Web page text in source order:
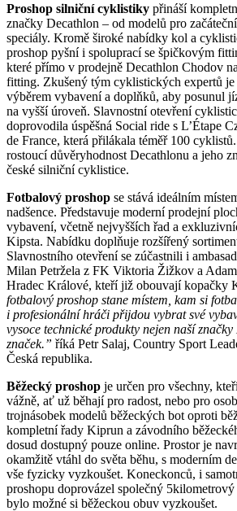
Proshop silniční cyklistiky přináší
značky Decathlon – od modelů pro
speciály. Kromě široké nabídky kol a
proshop pyšní i spoluprací se špičkovým
které přímo v prodejně Decathlon Chodov
fitting. Zkušený tým cyklistických expertů je
výběrem vybavení a doplňků, aby posunul
na vyšší úroveň. Slavnostní otevření
doprovodila úspěšná Social ride s L’Étape
de France, která přilákala téměř 100
rostoucí důvěryhodnost Decathlonu a jeho
české silniční cyklistice.
Fotbalový proshop se stává ideálním
nadšence. Představuje moderní prodejní
vybavení, včetně nejvyšších řad a
Kipsta. Nabídku doplňuje rozšířený
Slavnostního otevření se zúčastnili i
Milan Petržela z FK Viktoria Žižkov a
Hradec Králové, kteří již obouvají kopačky
fotbalový proshop stane místem, kam si
i profesionální hráči přijdou vybrat své
vysoce technické produkty nejen naší
značek.” říká Petr Salaj, Country Sport
Česká republika.
Běžecký proshop je určen pro všechny,
vážně, ať už běhají pro radost, nebo pro
trojnásobek modelů běžeckých bot oproti
kompletní řady Kiprun a závodního
dosud dostupný pouze online. Prostor je
okamžitě vtáhl do světa běhu, s moderním
vše fyzicky vyzkoušet. Koneckonců, i
proshopu doprovázel společný
bylo možné si běžeckou obuv vyzkoušet.